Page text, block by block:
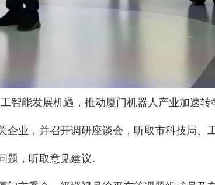
智能发展机遇，推动厦门机器人产业加速转
业，并召开调研座谈会，听取市科技局、
，听取意见建议。